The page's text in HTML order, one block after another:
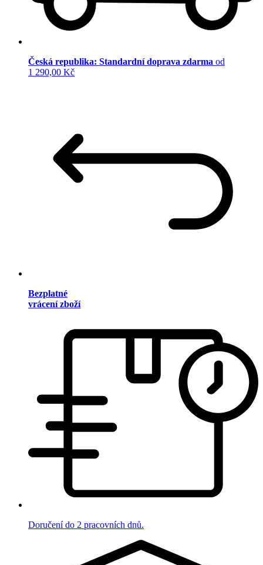
Česká republika: Standardní doprava zdarma od
1 290,00 Kč
Bezplatné
vrácení zboží
Doručení do 2 pracovních dnů.